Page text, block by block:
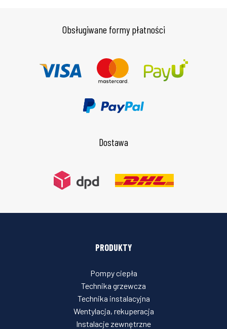
Obsługiwane formy płatności
Dostawa
PRODUKTY
Pompy ciepła
Technika grzewcza
Technika instalacyjna
Wentylacja, rekuperacja
Instalacje zewnętrzne